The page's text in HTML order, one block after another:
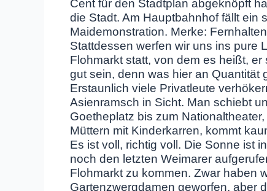
Cent für den Stadtplan abgeknöpft
die Stadt. Am Hauptbahnhof fällt ein
Maidemonstration. Merke:
Stattdessen werfen wir uns ins pure
Flohmarkt statt, von dem es heißt,
gut sein, denn was hier an Quantität
Erstaunlich viele Privatleute
Asienramsch in Sicht. Man schiebt
Goetheplatz bis zum
Müttern mit Kinderkarren, kommt
Es ist voll, richtig voll. Die Sonne ist
noch den letzten Weimarer
Flohmarkt zu kommen. Zwar haben
Gartenzwergdamen geworfen, aber